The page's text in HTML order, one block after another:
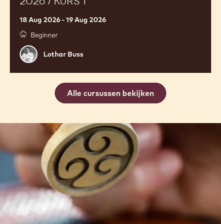
2026 / KURS 1
18 Aug 2026 - 19 Aug 2026
Beginner
Lothar
Buss
Lothar Buss
Kurs
Alle cursussen bekijken